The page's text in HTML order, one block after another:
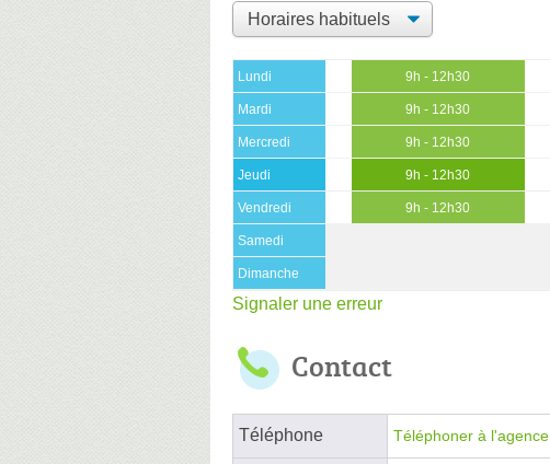
Lundi 9h - 12h30
Mardi 9h - 12h30
Mercredi 9h - 12h30
Jeudi 9h - 12h30
Vendredi 9h - 12h30
Samedi
Dimanche
Signaler une erreur
Contact
Téléphone Téléphoner à l'agence